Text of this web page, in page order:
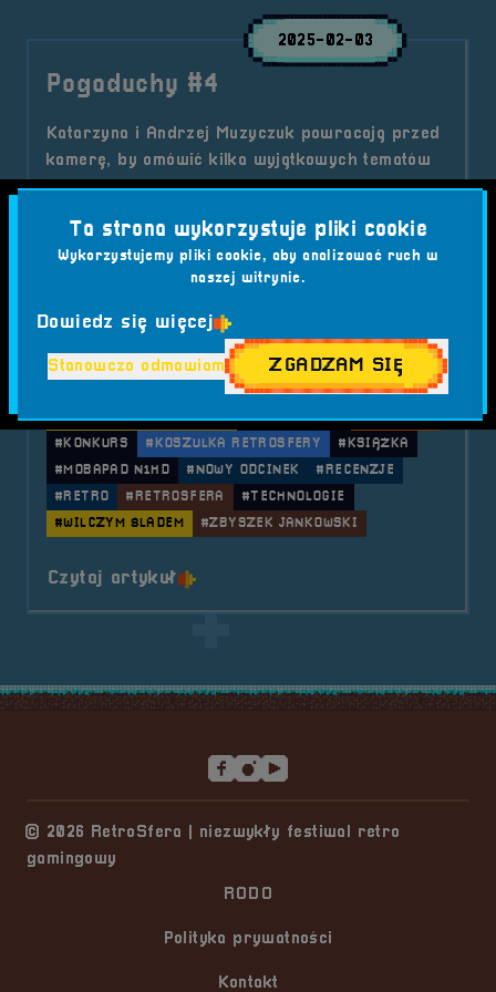
2025-02-03
Pogaduchy #4
Katarzyna i Andrzej Muzyczuk powracają przed
kamerę, by omówić kilka wyjątkowych tematów
ze świata gier, literatury i technologii! W
wiedzy, ciekawostek i emocji, a także kilka
ekscytujących zapowiedzi.
#ANDRZEJ MUZYCZUK
#AUKCJA
#DARK PROJECT ONIONITE WIRED
#GAMING
#INSTAGRAM
#KATARZYNA MUZYCZUK
#KLAWIATURA
#KONCERT
#KONKURS
#KOSZULKA RETROSFERY
#KSIĄŻKA
#MOBAPAD N1HD
#NOWY ODCINEK
#RECENZJE
#RETRO
#RETROSFERA
#TECHNOLOGIE
#WILCZYM ŚLADEM
#ZBYSZEK JANKOWSKI
Czytaj artykuło tytule Pogaduchy #4
© 2026 RetroSfera | niezwykły festiwal retro
gamingowy
RODO
Polityka prywatności
Kontakt
Ta strona wykorzystuje pliki cookie
Wykorzystujemy pliki cookie, aby analizować ruch w
naszej witrynie.
Dowiedz się więcej
Stanowczo odmawiam ZGADZAM SIĘ